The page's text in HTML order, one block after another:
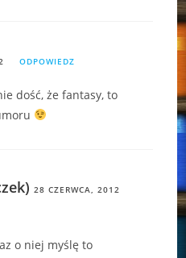
ODPOWIEDZ
dość, że fantasy, to
28 CZERWCA, 2012
o niej myślę to